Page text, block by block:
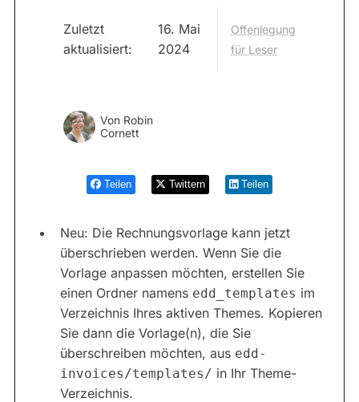
Zuletzt
aktualisiert:
16. Mai
2024
Offenlegung
für Leser
Von Robin
Cornett
Teilen Twittern Teilen
Neu: Die Rechnungsvorlage kann jetzt
überschrieben werden. Wenn Sie die
Vorlage anpassen möchten, erstellen Sie
einen Ordner namens edd_templates im
Verzeichnis Ihres aktiven Themes. Kopieren
Sie dann die Vorlage(n), die Sie
überschreiben möchten, aus edd-
invoices/templates/ in Ihr Theme-
Verzeichnis.